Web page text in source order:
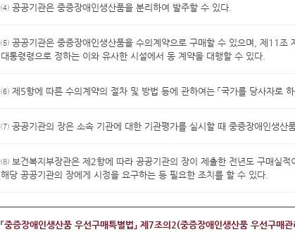
④ 공공기관은 중증장애인생산품을 분리하여 발주할 수 있다.
⑤ 공공기관은 중증장애인생산품을 수의계약으로 구매할 수 있으며, 제11조
대통령령으로 정하는 이와 유사한 시설에서 동 계약을 대행할 수 있다.
⑥ 제5항에 따른 수의계약의 절차 및 방법 등에 관하여는 「국가를 당사자로
⑦ 공공기관의 장은 소속 기관에 대한 기관평가를 실시할 때 중증장애인생산
⑧ 보건복지부장관은 제2항에 따라 공공기관의 장이 제출한 전년도 구매실
해당 공공기관의 장에게 시정을 요구하는 등 필요한 조치를 할 수 있다.
「중증장애인생산품 우선구매특별법」 제7조의2(중증장애인생산품 우선구매